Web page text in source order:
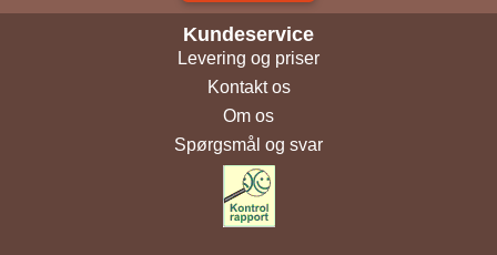
Kundeservice
Levering og priser
Kontakt os
Om os
Spørgsmål og svar